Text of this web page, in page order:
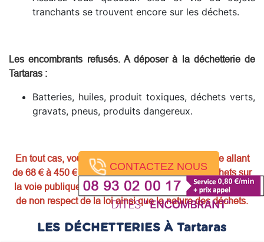
CONTACTEZ NOUS
tranchants se trouvent encore sur les déchets.
Les encombrants refusés. A déposer à la déchetterie de
Tartaras :
Batteries, huiles, produit toxiques, déchets verts,
gravats, pneus, produits dangereux.
En tout cas, vous encourez une amende forfaitaire allant
de 68 € à 450 € voire plus si vous laissez vos déchets sur
la voie publique. La mise en garde, les sanctions en cas
de non respect de la loi ainsi que la nature des déchets.
LES DÉCHETTERIES À Tartaras